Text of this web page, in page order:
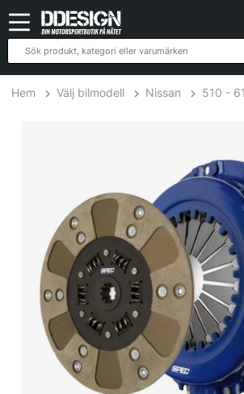
Hem Välj bilmodell Nissan 510 -